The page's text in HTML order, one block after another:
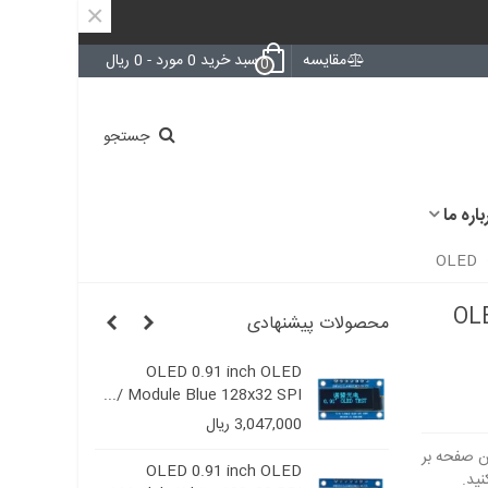
×
مقایسه 0سبد خرید 0مورد - 0 ریال
جستجو
ما
محصولات پیشنهادی
Module
OLED 0.91
OLED 0.91 inch OLED
Module Blue 128x32 SPI /...
3,047,000 ریال
OLED 0.91 inch OLED